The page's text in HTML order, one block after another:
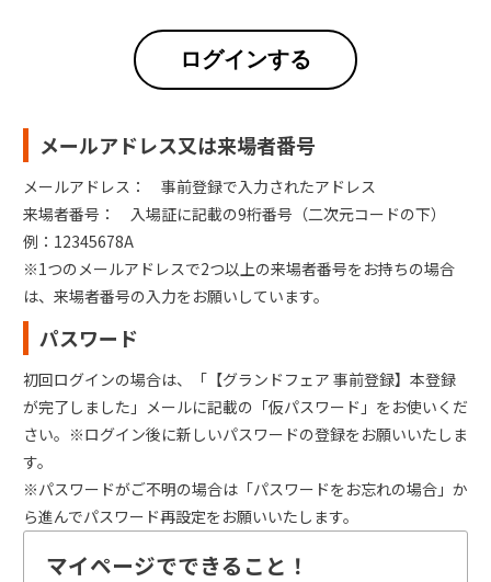
ログインする
メールアドレス又は来場者番号
メールアドレス： 事前登録で入力されたアドレス
来場者番号： 入場証に記載の9桁番号（二次元コードの下）
例：12345678A
※1つのメールアドレスで2つ以上の来場者番号をお持ちの場合
は、来場者番号の入力をお願いしています。
パスワード
初回ログインの場合は、「【グランドフェア 事前登録】本登録
が完了しました」メールに記載の「仮パスワード」をお使いくだ
さい。※ログイン後に新しいパスワードの登録をお願いいたしま
す。
※パスワードがご不明の場合は「パスワードをお忘れの場合」か
ら進んでパスワード再設定をお願いいたします。
マイページでできること！